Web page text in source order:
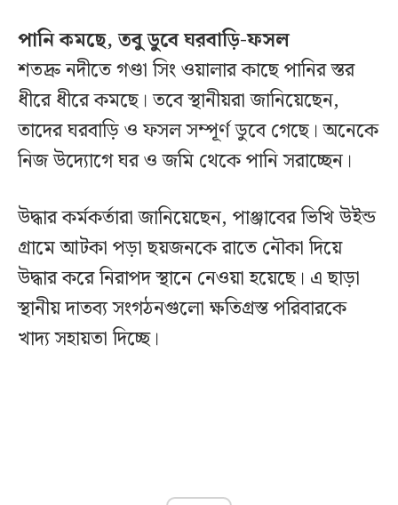
পানি কমছে, তবু ডুবে ঘরবাড়ি-ফসল
শতদ্রু নদীতে গণ্ডা সিং ওয়ালার কাছে পানির স্তর
ধীরে ধীরে কমছে। তবে স্থানীয়রা জানিয়েছেন,
তাদের ঘরবাড়ি ও ফসল সম্পূর্ণ ডুবে গেছে। অনেকে
নিজ উদ্যোগে ঘর ও জমি থেকে পানি সরাচ্ছেন।
উদ্ধার কর্মকর্তারা জানিয়েছেন, পাঞ্জাবের ভিখি উইন্ড
গ্রামে আটকা পড়া ছয়জনকে রাতে নৌকা দিয়ে
উদ্ধার করে নিরাপদ স্থানে নেওয়া হয়েছে। এ ছাড়া
স্থানীয় দাতব্য সংগঠনগুলো ক্ষতিগ্রস্ত পরিবারকে
খাদ্য সহায়তা দিচ্ছে।